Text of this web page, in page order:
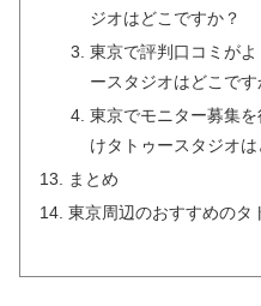
ジオはどこですか？
東京で評判口コミが
ースタジオはどこです
東京でモニター募集
けタトゥースタジオは
まとめ
東京周辺のおすすめのタ